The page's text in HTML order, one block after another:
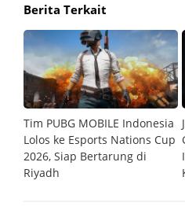
Berita Terkait
Tim PUBG MOBILE Indonesia
Lolos ke Esports Nations Cup
2026, Siap Bertarung di
Riyadh